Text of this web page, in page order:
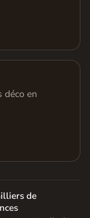
déco en
de